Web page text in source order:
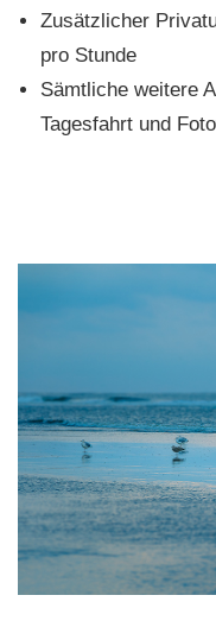
Zusätzlicher
pro Stunde
Sämtliche weitere
Tagesfahrt und